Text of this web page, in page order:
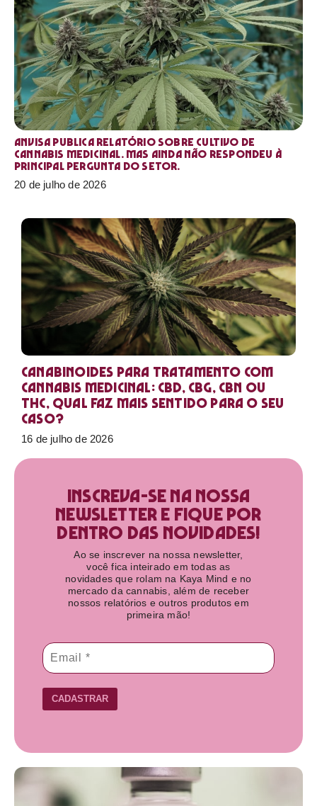
Anvisa publica relatório sobre cultivo de
Cannabis medicinal. Mas ainda não respondeu à
principal pergunta do setor.
20 de julho de 2026
Canabinoides para tratamento com
cannabis medicinal: CBD, CBG, CBN ou
THC, qual faz mais sentido para o seu
caso?
16 de julho de 2026
Inscreva-se na nossa
newsletter e fique por
dentro das novidades!​
Ao se inscrever na nossa newsletter,
você fica inteirado em todas as
novidades que rolam na Kaya Mind e no
mercado da cannabis, além de receber
nossos relatórios e outros produtos em
primeira mão!
CADASTRAR